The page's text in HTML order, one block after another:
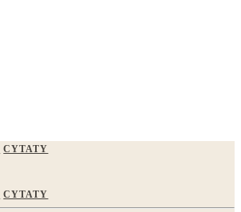
CYTATY
CYTATY